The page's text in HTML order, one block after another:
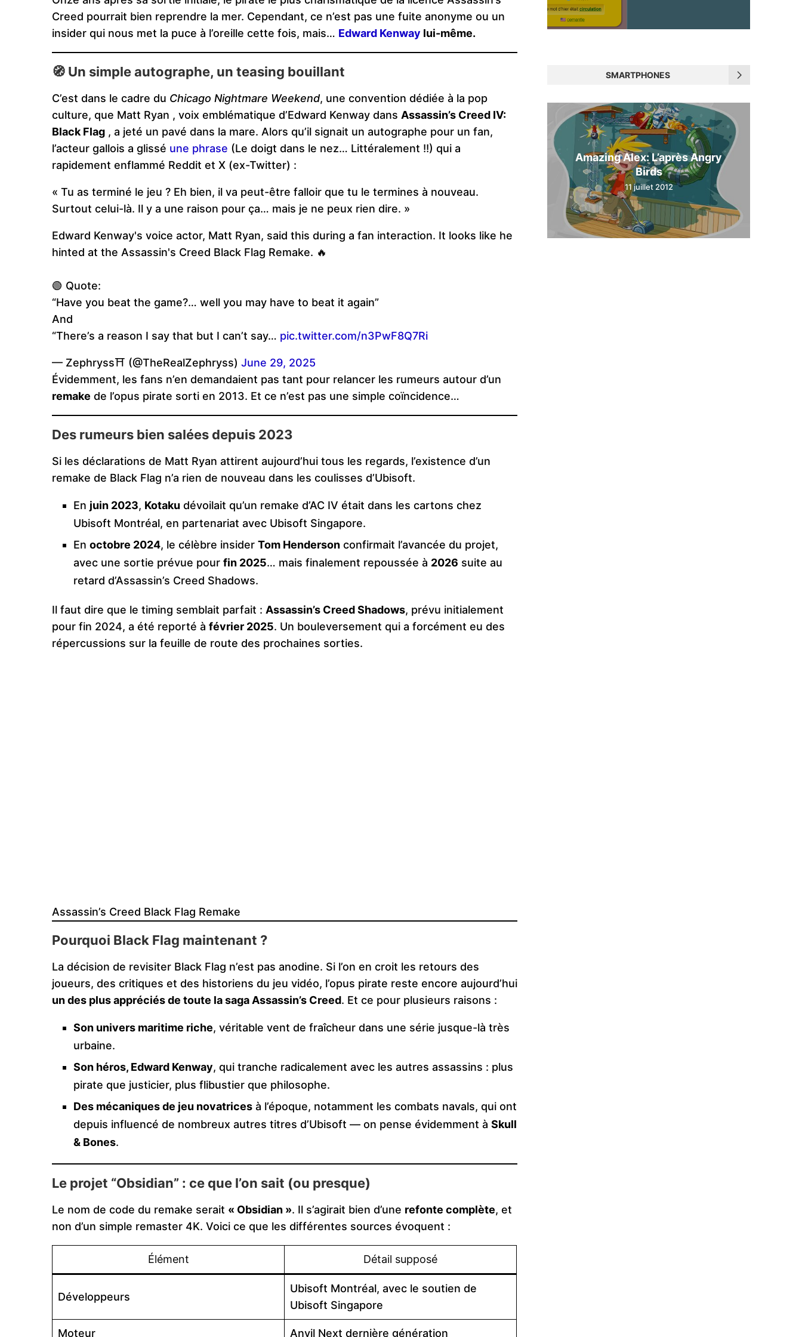
Creed pourrait bien reprendre la mer. Cependant, ce n’est pas une fuite anonyme ou un
insider qui nous met la puce à l’oreille cette fois, mais… Edward Kenway lui-même.
🧭 Un simple autographe, un teasing bouillant
C’est dans le cadre du Chicago Nightmare Weekend, une convention dédiée à la pop
culture, que Matt Ryan , voix emblématique d’Edward Kenway dans Assassin’s Creed IV:
Black Flag , a jeté un pavé dans la mare. Alors qu’il signait un autographe pour un fan,
l’acteur gallois a glissé une phrase (Le doigt dans le nez… Littéralement !!) qui a
rapidement enflammé Reddit et X (ex-Twitter) :
« Tu as terminé le jeu ? Eh bien, il va peut-être falloir que tu le termines à nouveau.
Surtout celui-là. Il y a une raison pour ça… mais je ne peux rien dire. »
Edward Kenway's voice actor, Matt Ryan, said this during a fan interaction. It looks like he
hinted at the Assassin's Creed Black Flag Remake. 🔥
🟢 Quote:
“Have you beat the game?… well you may have to beat it again”
And
“There’s a reason I say that but I can’t say… pic.twitter.com/n3PwF8Q7Ri
— Zephryss⛩️ (@TheRealZephryss) June 29, 2025
Évidemment, les fans n’en demandaient pas tant pour relancer les rumeurs autour d’un
remake de l’opus pirate sorti en 2013. Et ce n’est pas une simple coïncidence…
Des rumeurs bien salées depuis 2023
Si les déclarations de Matt Ryan attirent aujourd’hui tous les regards, l’existence d’un
remake de Black Flag n’a rien de nouveau dans les coulisses d’Ubisoft.
En juin 2023, Kotaku dévoilait qu’un remake d’AC IV était dans les cartons chez
Ubisoft Montréal, en partenariat avec Ubisoft Singapore.
En octobre 2024, le célèbre insider Tom Henderson confirmait l’avancée du projet,
avec une sortie prévue pour fin 2025… mais finalement repoussée à 2026 suite au
retard d’Assassin’s Creed Shadows.
Il faut dire que le timing semblait parfait : Assassin’s Creed Shadows, prévu initialement
pour fin 2024, a été reporté à février 2025. Un bouleversement qui a forcément eu des
répercussions sur la feuille de route des prochaines sorties.
Assassin’s Creed Black Flag Remake
Pourquoi Black Flag maintenant ?
La décision de revisiter Black Flag n’est pas anodine. Si l’on en croit les retours des
joueurs, des critiques et des historiens du jeu vidéo, l’opus pirate reste encore aujourd’hui
un des plus appréciés de toute la saga Assassin’s Creed. Et ce pour plusieurs raisons :
Son univers maritime riche, véritable vent de fraîcheur dans une série jusque-là très
urbaine.
Son héros, Edward Kenway, qui tranche radicalement avec les autres assassins : plus
pirate que justicier, plus flibustier que philosophe.
Des mécaniques de jeu novatrices à l’époque, notamment les combats navals, qui ont
depuis influencé de nombreux autres titres d’Ubisoft — on pense évidemment à Skull
& Bones.
Le projet “Obsidian” : ce que l’on sait (ou presque)
Le nom de code du remake serait « Obsidian ». Il s’agirait bien d’une refonte complète, et
non d’un simple remaster 4K. Voici ce que les différentes sources évoquent :
Élément Détail supposé
Développeurs
Ubisoft Montréal, avec le soutien de
Ubisoft Singapore
Moteur Anvil Next dernière génération
SMARTPHONES
Amazing Alex: L’après Angry
Birds
11 juillet 2012